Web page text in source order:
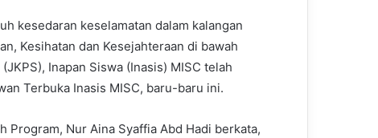
kesedaran keselamatan dalam kalangan
Kesihatan dan Kesejahteraan di bawah
Inapan Siswa (Inasis) MISC telah
Terbuka Inasis MISC, baru-baru ini.
Program, Nur Aina Syaffia Abd Hadi berkata,